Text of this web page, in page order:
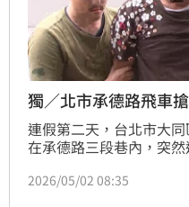
獨／北市承德路飛車
連假第二天，台北市大
在承德路三段巷內，突
不過還是讓嫌犯跑了，不
2026/05/02 08:35